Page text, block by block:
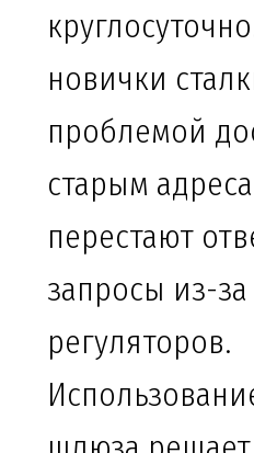
новички
проблемой
старым
перестают
запросы из-
регуляторов.